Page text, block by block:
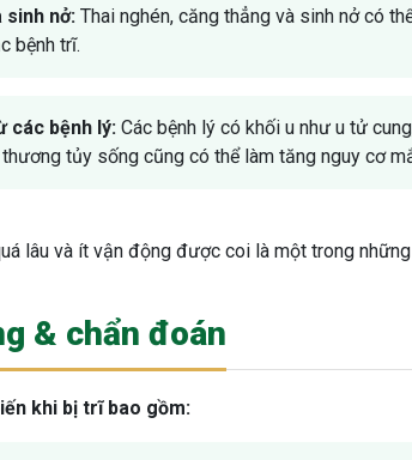
sinh nở: Thai nghén, căng thẳng và sinh nở có
bệnh trĩ.
các bệnh lý: Các bệnh lý có khối u như u tử
tủy sống cũng có thể làm tăng nguy cơ
lâu và ít vận động được coi là một trong
& chẩn đoán
khi bị trĩ bao gồm: